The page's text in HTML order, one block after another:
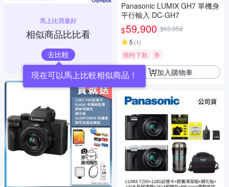
馬上比買最好
相似商品比比看
去比較
現在可以馬上比較相似商品！
Panasonic LUMIX GH7 單機身
平行輸入 DC-GH7
$59,900 $63,052
5 (1)
限時下殺 券
加入購物車